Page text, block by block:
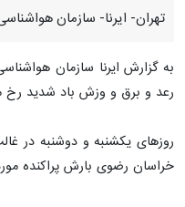
تهران- ایرنا- سازمان هواشناسی امروز (شنبه) برای تهران و ۸ استان
به گزارش ایرنا سازمان
رعد و برق و وزش باد شدید
روزهای یکشنبه و دوشنبه در
خراسان رضوی بارش پراکنده